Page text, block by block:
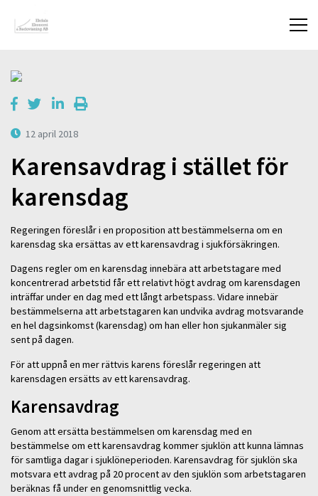
12 april 2018
Karensavdrag i stället för
karensdag
Regeringen föreslår i en proposition att bestämmelserna om en
karensdag ska ersättas av ett karensavdrag i sjukförsäkringen.
Dagens regler om en karensdag innebära att arbetstagare med
koncentrerad arbetstid får ett relativt högt avdrag om karensdagen
inträffar under en dag med ett långt arbetspass. Vidare innebär
bestämmelserna att arbetstagaren kan undvika avdrag motsvarande
en hel dagsinkomst (karensdag) om han eller hon sjukanmäler sig
sent på dagen.
För att uppnå en mer rättvis karens föreslår regeringen att
karensdagen ersätts av ett karensavdrag.
Karensavdrag
Genom att ersätta bestämmelsen om karensdag med en
bestämmelse om ett karensavdrag kommer sjuklön att kunna lämnas
för samtliga dagar i sjuklöneperioden. Karensavdrag för sjuklön ska
motsvara ett avdrag på 20 procent av den sjuklön som arbetstagaren
beräknas få under en genomsnittlig vecka.